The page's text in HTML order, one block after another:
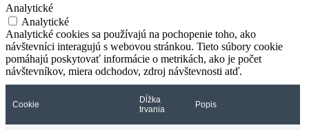
Analytické
Analytické
Analytické cookies sa používajú na pochopenie toho, ako
návštevníci interagujú s webovou stránkou. Tieto súbory cookie
pomáhajú poskytovať informácie o metrikách, ako je počet
návštevníkov, miera odchodov, zdroj návštevnosti atď.
Cookie
Dĺžka
trvania
Popis